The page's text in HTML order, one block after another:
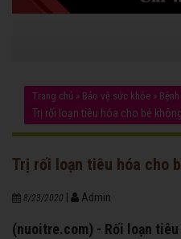
Trang chủ » Bảo vệ sức khỏe »
Trị rối loạn tiêu hóa cho bé
Trị rối loạn tiêu hóa cho
8/23/2020 Admin
(nuoitre.com) - Rối loạn